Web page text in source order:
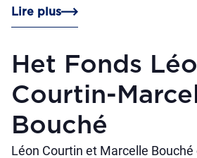
Lire plus
Het Fonds
Courtin-
Bouché
Léon Courtin et Marcelle